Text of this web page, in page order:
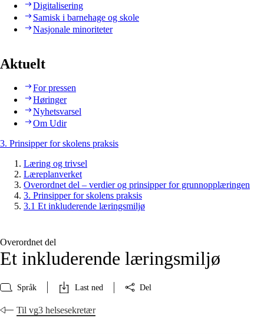
Digitalisering
Samisk i barnehage og skole
Nasjonale minoriteter
Aktuelt
For pressen
Høringer
Nyhetsvarsel
Om Udir
3. Prinsipper for skolens praksis
Læring og trivsel
Læreplanverket
Overordnet del – verdier og prinsipper for grunnopplæringen
3. Prinsipper for skolens praksis
3.1 Et inkluderende læringsmiljø
Overordnet del
Et inkluderende læringsmiljø
Språk Last ned Del
Til vg3 helsesekretær